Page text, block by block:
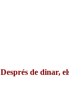
Després de dinar,